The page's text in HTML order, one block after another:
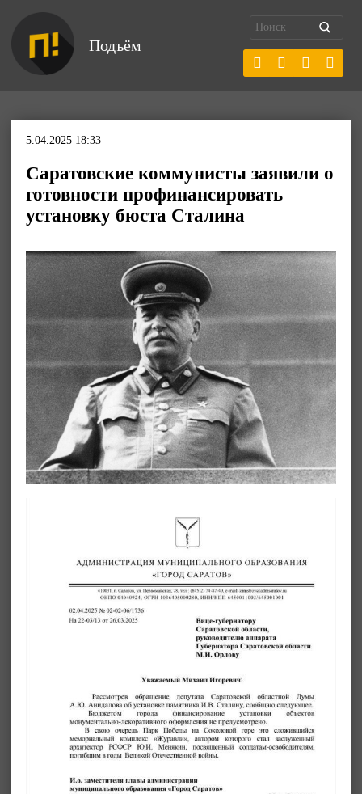
Подъём
5.04.2025 18:33
Саратовские коммунисты заявили о
готовности профинансировать
установку бюста Сталина